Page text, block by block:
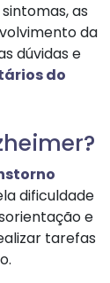
as
da
dúvidas e
do
dificuldade
e
tarefas